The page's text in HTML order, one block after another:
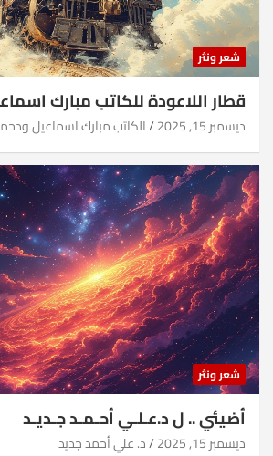
شعر ونثر
قطار اللاعودة للكاتب مبارك
ديسمبر 15, 2025 الكاتب مبارك اسماعيل
شعر ونثر
أضيئي .. ل د.عـلـي أحـمـد جـديـد
ديسمبر 15, 2025 د. علي أحمد جديد